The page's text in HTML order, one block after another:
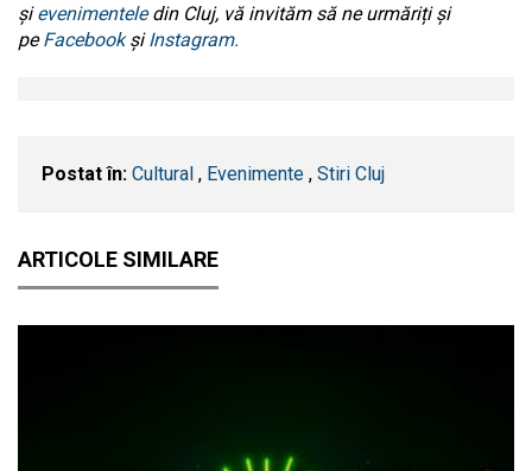
șievenimenteledin Cluj, vă invităm să ne urmăriți și
peFacebookșiInstagram.
Postat în: Cultural , Evenimente , Stiri Cluj
ARTICOLE SIMILARE